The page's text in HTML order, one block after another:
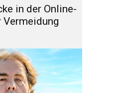
in der Online-
Vermeidung